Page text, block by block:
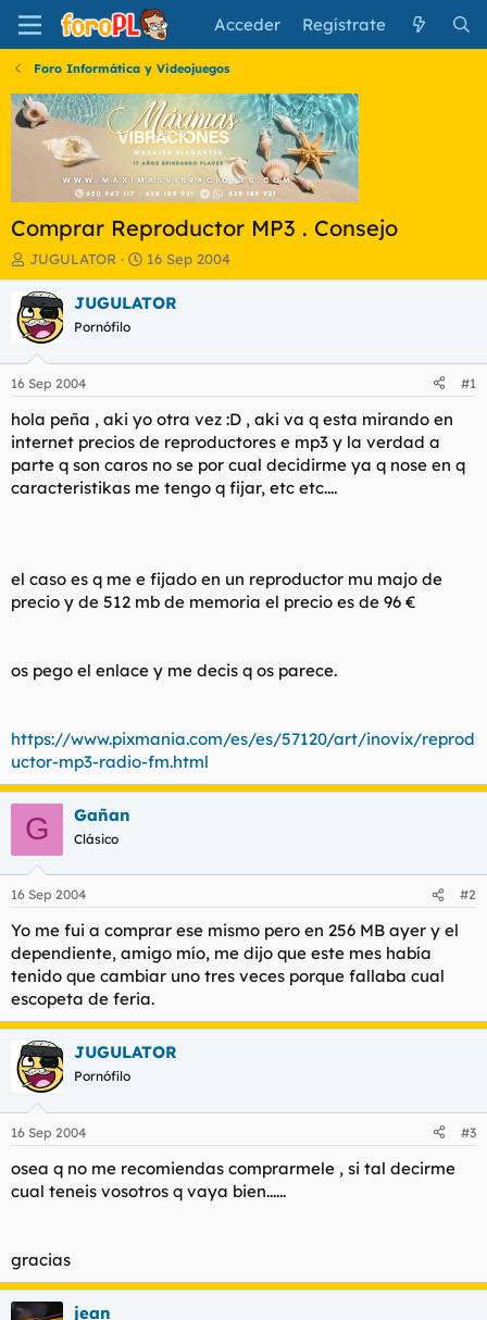
Acceder Regístrate
Foro Informática y Videojuegos
Comprar Reproductor MP3 . Consejo
I
n
i
c
i
a
d
o
r
d
e
l
t
JUGULATOR
F
e
c
i
n
i
c
i
o
16 Sep 2004
JUGULATOR
Pornófilo
16 Sep 2004 #1
hola peña , aki yo otra vez :D , aki va q esta mirando en
internet precios de reproductores e mp3 y la verdad a
parte q son caros no se por cual decidirme ya q nose en q
caracteristikas me tengo q fijar, etc etc....
el caso es q me e fijado en un reproductor mu majo de
precio y de 512 mb de memoria el precio es de 96 €
os pego el enlace y me decis q os parece.
https://www.pixmania.com/es/es/57120/art/inovix/reprod
uctor-mp3-radio-fm.html
G Gañan
Clásico
16 Sep 2004 #2
Yo me fui a comprar ese mismo pero en 256 MB ayer y el
dependiente, amigo mío, me dijo que este mes había
tenido que cambiar uno tres veces porque fallaba cual
escopeta de feria.
JUGULATOR
Pornófilo
16 Sep 2004 #3
osea q no me recomiendas comprarmele , si tal decirme
cual teneis vosotros q vaya bien......
gracias
jean